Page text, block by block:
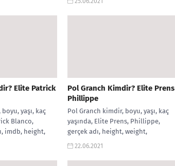
Elite Patrick
yaşı, kaç
Blanco,
imdb, height,
kilo, twitter,
Pol Granch Kimdir? Elite Prens
Phillippe
Pol Granch kimdir, boyu, yaşı, kaç
yaşında, Elite Prens, Phillippe,
gerçek adı, height, weight,
instagram, imdb, kilo, twitter, Elite,
22.06.2021